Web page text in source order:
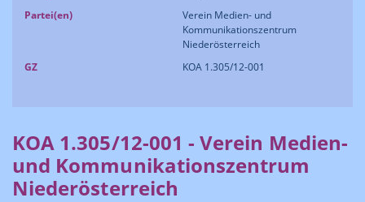
Partei(en)
Verein Medien- und
Kommunikationszentrum
Niederösterreich
GZ
KOA 1.305/12-001
KOA 1.305/12-001 - Verein Medien-
und Kommunikationszentrum
Niederösterreich